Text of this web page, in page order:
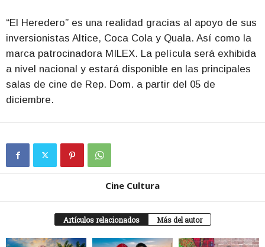
“El Heredero” es una realidad gracias al apoyo de sus
inversionistas Altice, Coca Cola y Quala. Así como la
marca patrocinadora MILEX. La película será exhibida
a nivel nacional y estará disponible en las principales
salas de cine de Rep. Dom. a partir del 05 de
diciembre.
Cine Cultura
Artículos relacionados Más del autor